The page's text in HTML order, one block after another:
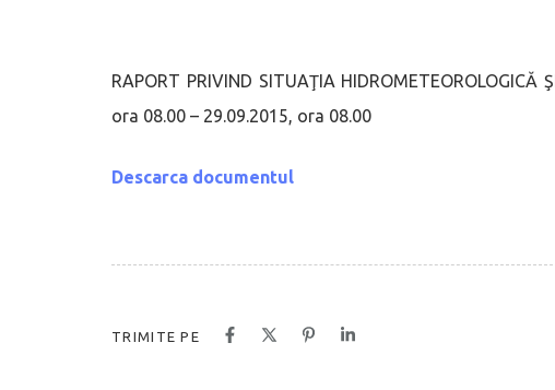
RAPORT PRIVIND SITUAŢIA
ora 08.00 – 29.09.2015, ora 08.00
Descarca documentul
TRIMITE PE